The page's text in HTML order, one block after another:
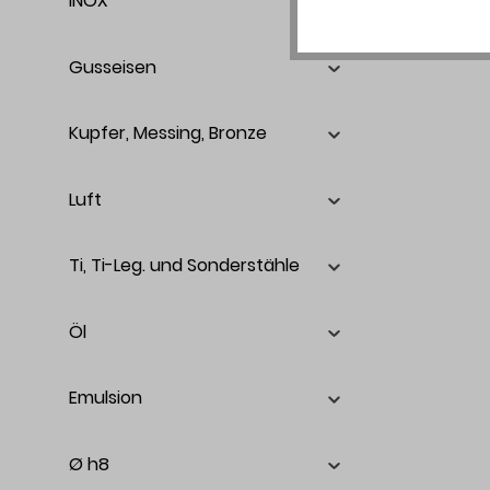
Gusseisen
Kupfer, Messing, Bronze
Luft
Ti, Ti-Leg. und Sonderstähle
Öl
Emulsion
Ø h8